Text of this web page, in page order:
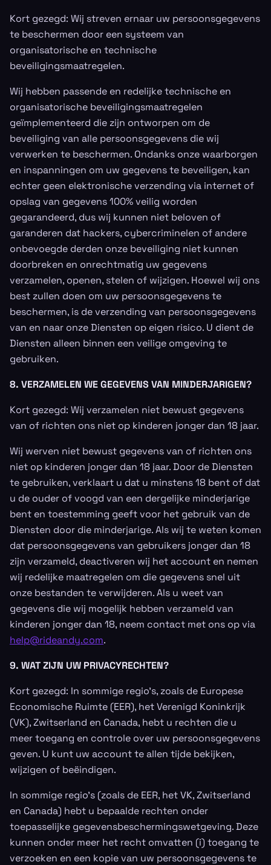
Kort gezegd: Wij streven ernaar uw persoonsgegevens
te beschermen door een systeem van
organisatorische en technische
beveiligingsmaatregelen.
Wij hebben passende en redelijke technische en
organisatorische beveiligingsmaatregelen
geïmplementeerd die zijn ontworpen om de
beveiliging van alle persoonsgegevens die wij
verwerken te beschermen. Ondanks onze waarborgen
en inspanningen om uw gegevens te beveiligen, kan
echter geen elektronische verzending via internet of
opslag van gegevens 100% veilig worden
gegarandeerd, dus wij kunnen niet beloven of
garanderen dat hackers, cybercriminelen of andere
onbevoegde derden onze beveiliging niet kunnen
doorbreken en onrechtmatig uw gegevens
verzamelen, openen, stelen of wijzigen. Hoewel wij ons
best zullen doen om uw persoonsgegevens te
beschermen, is de verzending van persoonsgegevens
van en naar onze Diensten op eigen risico. U dient de
Diensten alleen binnen een veilige omgeving te
gebruiken.
8. VERZAMELEN WE GEGEVENS VAN MINDERJARIGEN?
Kort gezegd: Wij verzamelen niet bewust gegevens
van of richten ons niet op kinderen jonger dan 18 jaar.
Wij werven niet bewust gegevens van of richten ons
niet op kinderen jonger dan 18 jaar. Door de Diensten
te gebruiken, verklaart u dat u minstens 18 bent of dat
u de ouder of voogd van een dergelijke minderjarige
bent en toestemming geeft voor het gebruik van de
Diensten door die minderjarige. Als wij te weten komen
dat persoonsgegevens van gebruikers jonger dan 18
zijn verzameld, deactiveren wij het account en nemen
wij redelijke maatregelen om die gegevens snel uit
onze bestanden te verwijderen. Als u weet van
gegevens die wij mogelijk hebben verzameld van
kinderen jonger dan 18, neem contact met ons op via
help@rideandy.com.
9. WAT ZIJN UW PRIVACYRECHTEN?
Kort gezegd: In sommige regio’s, zoals de Europese
Economische Ruimte (EER), het Verenigd Koninkrijk
(VK), Zwitserland en Canada, hebt u rechten die u
meer toegang en controle over uw persoonsgegevens
geven. U kunt uw account te allen tijde bekijken,
wijzigen of beëindigen.
In sommige regio’s (zoals de EER, het VK, Zwitserland
en Canada) hebt u bepaalde rechten onder
toepasselijke gegevensbeschermingswetgeving. Deze
kunnen onder meer het recht omvatten (i) toegang te
verzoeken en een kopie van uw persoonsgegevens te